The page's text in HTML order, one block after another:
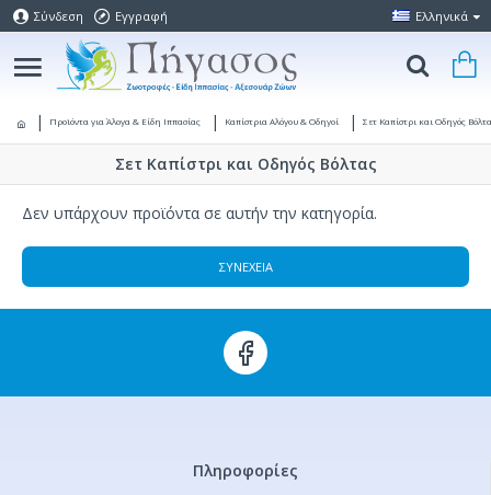
Σύνδεση Εγγραφή Ελληνικά
Προϊόντα για Άλογα & Είδη Ιππασίας Καπίστρια Αλόγου & Οδηγοί Σετ Καπίστρι και Οδηγός
Σετ Καπίστρι και Οδηγός Βόλτας
Δεν υπάρχουν προϊόντα σε αυτήν την κατηγορία.
ΣΥΝΈΧΕΙΑ
Πληροφορίες